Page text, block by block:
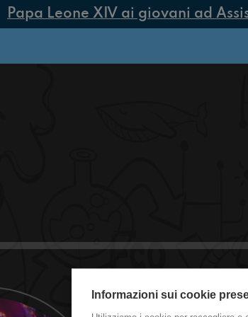
Papa Leone XIV ai giovani ad
#Medicina Tutti
Informazioni sui cookie